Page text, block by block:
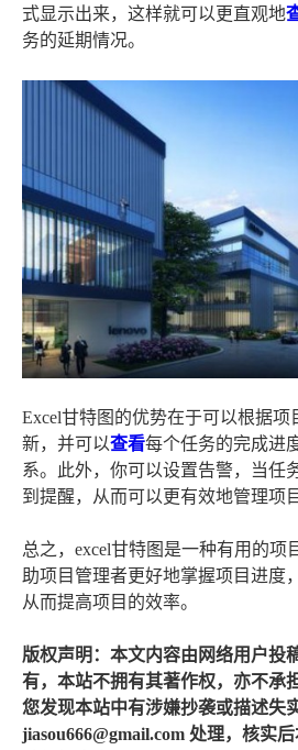
式显示出来，这样就可以更直观地
务的延期情况。
Excel甘特图的优势在于可以根据项
新，并可以查看每个任务的完成进
系。此外，你可以设置告警，当任
到提醒，从而可以更有效地管理项目
总之，excel甘特图是一种有用的项
助项目管理者更好地掌握项目进度
从而提高项目的效率。
版权声明：本文内容由网络用户投
有，本站不拥有其著作权，亦不承
您发现本站中有涉嫌抄袭或描述失
jiasou666@gmail.com 处理，核实